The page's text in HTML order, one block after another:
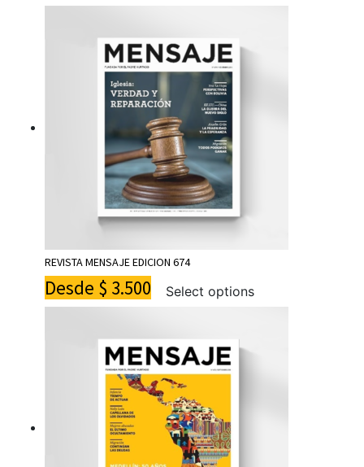
REVISTA MENSAJE EDICION 674
Desde $ 3.500 Select options